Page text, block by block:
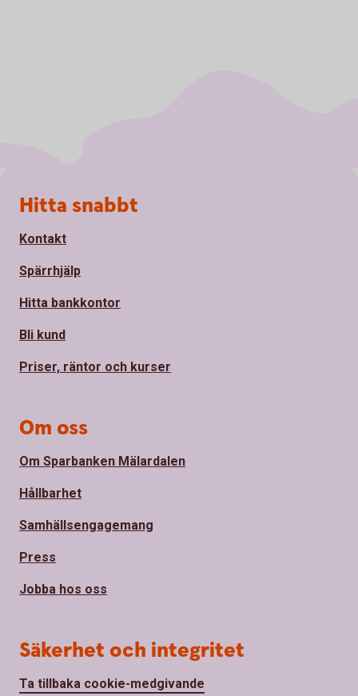
Sidfot
Hitta snabbt
Kontakt
Spärrhjälp
Hitta bankkontor
Bli kund
Priser, räntor och kurser
Om oss
Om Sparbanken Mälardalen
Hållbarhet
Samhällsengagemang
Press
Jobba hos oss
Säkerhet och integritet
Ta tillbaka cookie-medgivande